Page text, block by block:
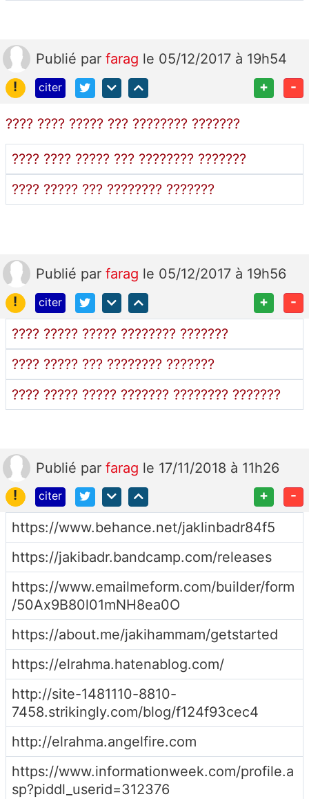
Publié par farag le 05/12/2017 à 19h54
!
citer + -
???? ???? ????? ??? ???????? ???????
???? ???? ????? ??? ???????? ???????
???? ????? ??? ???????? ???????
Publié par farag le 05/12/2017 à 19h56
!
citer +
-
???? ????? ????? ???????? ???????
???? ????? ??? ???????? ???????
???? ????? ????? ??????? ???????? ???????
Publié par farag le 17/11/2018 à 11h26
!
citer +
-
https://www.behance.net/jaklinbadr84f5
https://jakibadr.bandcamp.com/releases
https://www.emailmeform.com/builder/form
/50Ax9B80l01mNH8ea0O
https://about.me/jakihammam/getstarted
https://elrahma.hatenablog.com/
http://site-1481110-8810-
7458.strikingly.com/blog/f124f93cec4
http://elrahma.angelfire.com
https://www.informationweek.com/profile.a
sp?piddl_userid=312376